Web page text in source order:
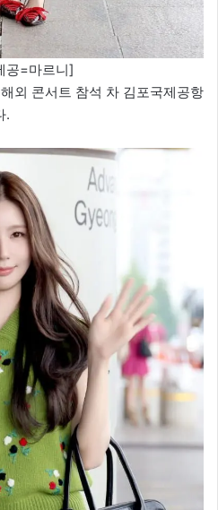
공=마르니]
외 콘서트 참석 차 김포국제공항
.